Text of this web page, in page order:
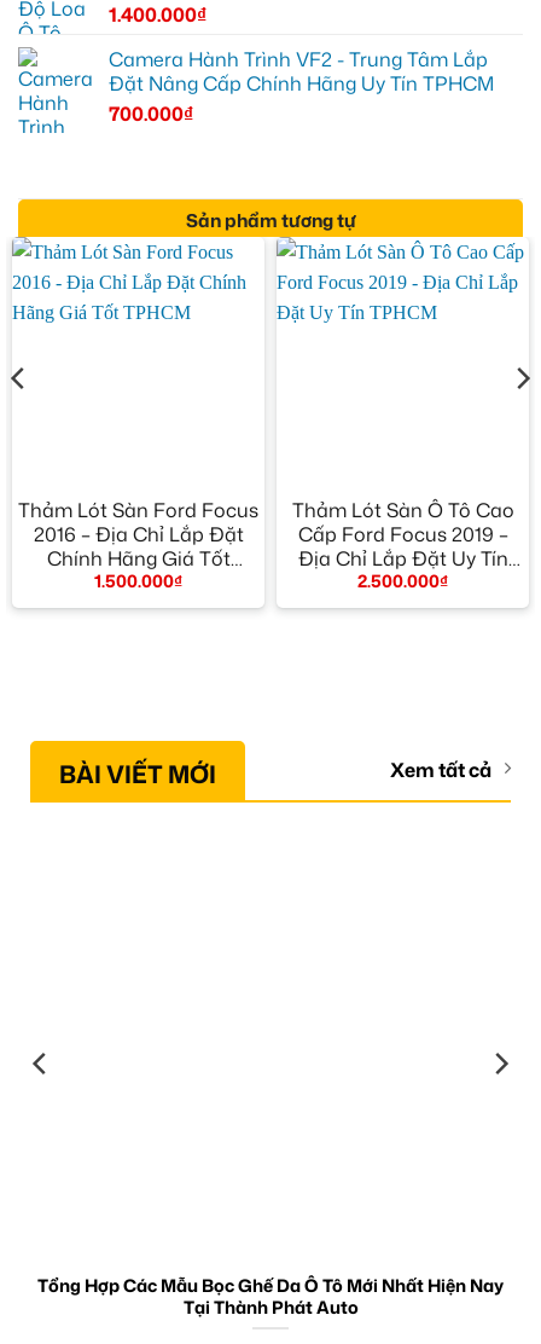
1.400.000₫
Camera Hành Trình VF2 - Trung Tâm Lắp
Đặt Nâng Cấp Chính Hãng Uy Tín TPHCM
700.000₫
Sản phẩm tương tự
Thảm Lót Sàn Ford Focus
2016 – Địa Chỉ Lắp Đặt
Chính Hãng Giá Tốt
TPHCM
1.500.000₫
Thảm Lót Sàn Ô Tô Cao
Cấp Ford Focus 2019 –
Địa Chỉ Lắp Đặt Uy Tín
TPHCM
2.500.000₫
BÀI VIẾT MỚI Xem tất cả
Tổng Hợp Các Mẫu Bọc Ghế Da Ô Tô Mới Nhất Hiện Nay
Tại Thành Phát Auto